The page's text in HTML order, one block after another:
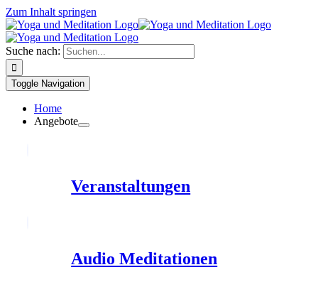
Zum Inhalt springen
Suche nach:
Toggle Navigation
Home
Angebote
Veranstaltungen
Audio Meditationen